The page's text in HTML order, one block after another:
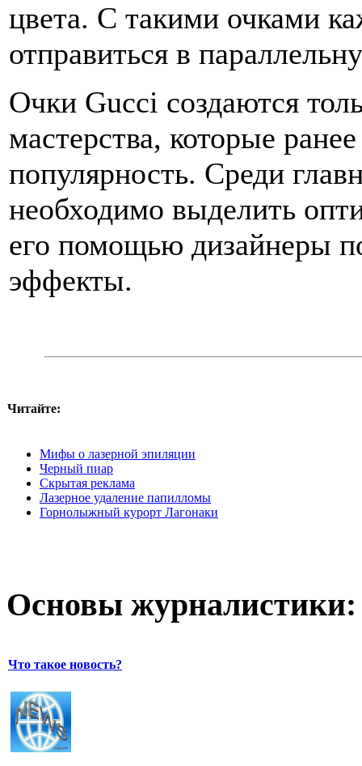
цвета. С такими очками
отправиться в
Очки Gucci создаются
мастерства, которые
популярность. Среди
необходимо выделить
его помощью дизайнеры
эффекты.
Читайте:
Мифы о лазерной эпиляции
Черный пиар
Скрытая реклама
Лазерное удаление папилломы
Горнолыжный курорт Лагонаки
Основы журналистики:
Что такое новость?